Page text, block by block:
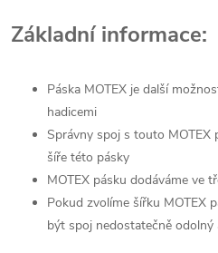
Základní informace:
Páska MOTEX je další
hadicemi
Správny spoj s touto MOTEX
šíře této pásky
MOTEX pásku dodáváme ve
Pokud zvolíme šířku MOTEX
být spoj nedostatečně